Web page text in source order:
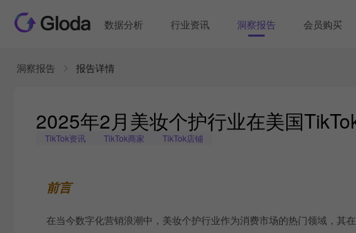
数据分析 行业资讯 洞察报告 会员购买
洞察报告 报告详情
2025年2月美妆个护行业在美国
TikTok资讯 TikTok商家 TikTok店铺
前言
在当今数字化营销浪潮中，美妆个护行业作为消费市场的热门领域，其